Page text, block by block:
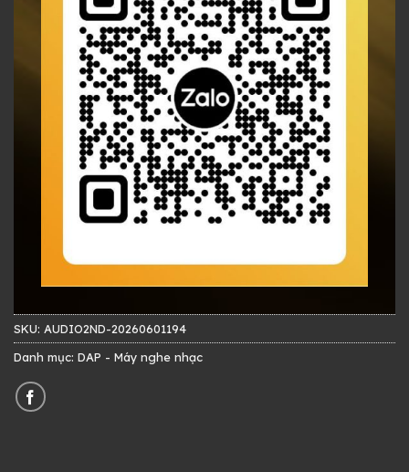
SKU: AUDIO2ND-20260601194
Danh mục: DAP - Máy nghe nhạc